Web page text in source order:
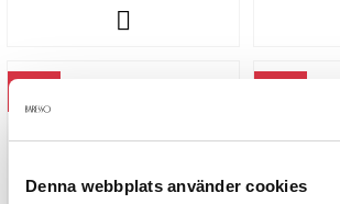
Denna webbplats använder cookies